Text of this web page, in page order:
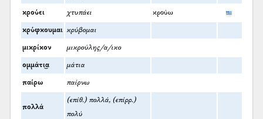
κρούει χτυπάει κρούω
κρύφκουμαι κρύβομαι
μικρίκον μικρούλης/α/ικο
ομμάτι͜α μάτια
παίρω παίρνω
πολλά
(επίθ.) πολλά, (επίρρ.)
πολύ